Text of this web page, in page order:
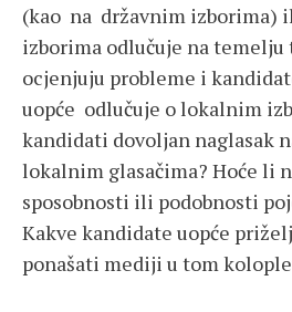
(kao na državnim izborima)
izborima odlučuje na temelju
ocjenjuju probleme i
uopće odlučuje o lokalnim
kandidati dovoljan naglasak
lokalnim glasačima? Hoće li
sposobnosti ili podobnosti
Kakve kandidate uopće
ponašati mediji u tom